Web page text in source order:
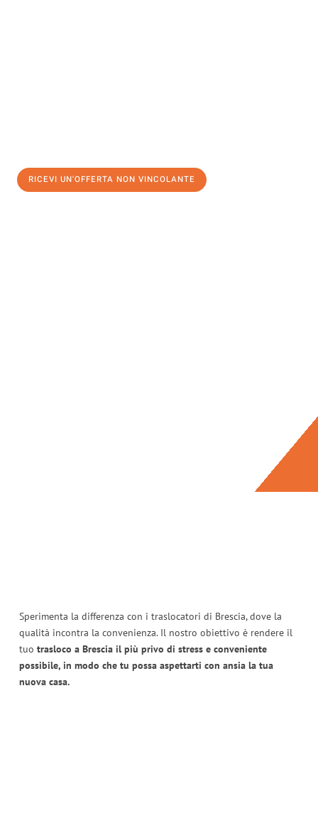
RICEVI UN'OFFERTA NON VINCOLANTE
Sperimenta la differenza con i traslocatori di Brescia, dove la
qualità incontra la convenienza. Il nostro obiettivo è rendere il
tuo trasloco a Brescia il più privo di stress e conveniente
possibile, in modo che tu possa aspettarti con ansia la tua
nuova casa.